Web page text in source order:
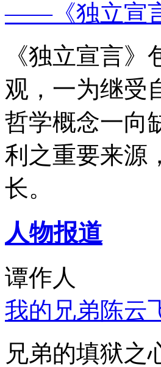
——《独立宣
《独立宣言
观，一为继受
哲学概念一向
利之重要来源
长。
人物报道
谭作人
我的兄弟陈云
兄弟的填狱之